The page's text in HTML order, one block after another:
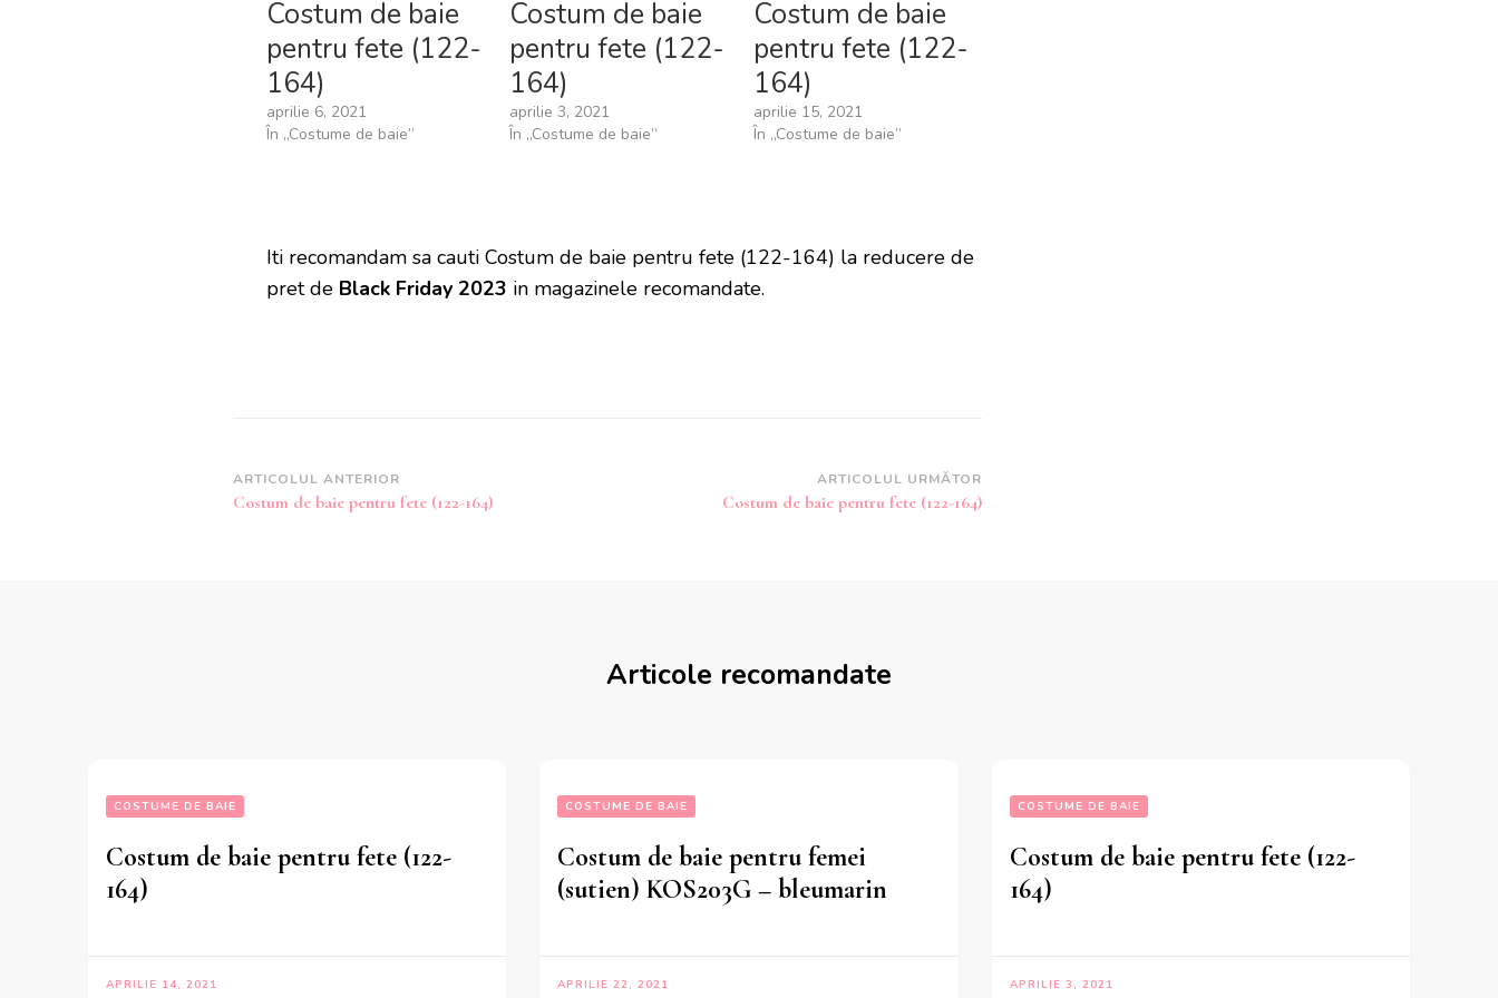
Costum de baie
pentru fete (122-
164)
aprilie 6, 2021
În „Costume de baie”
Costum de baie
pentru fete (122-
164)
aprilie 3, 2021
În „Costume de baie”
Costum de baie
pentru fete (122-
164)
aprilie 15, 2021
În „Costume de baie”
Iti recomandam sa cauti Costum de baie pentru fete (122-164) la reducere de
pret de Black Friday 2023 in magazinele recomandate.
Navigare
în
ARTICOLUL ANTERIOR
Costum de baie pentru fete (122-164)
ARTICOLUL URMĂTOR
Costum de baie pentru fete (122-164)
Articole recomandate
COSTUME DE BAIE
Costum de baie pentru fete (122-
164)
APRILIE 14, 2021
COSTUME DE BAIE
Costum de baie pentru femei
(sutien) KOS203G – bleumarin
APRILIE 22, 2021
COSTUME DE BAIE
Costum de baie pentru fete (122-
164)
APRILIE 3, 2021